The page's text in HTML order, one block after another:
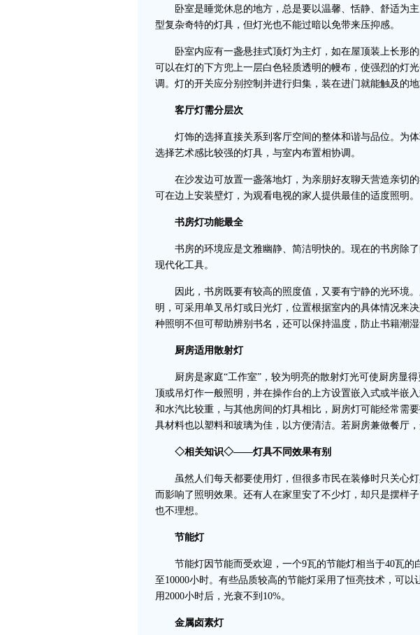
卧室是睡觉休息的地方，总是要以温馨、恬静、舒适为主
型复杂奇特的灯具，但灯光也不能过暗以免带来压抑感。
卧室内应有一盏悬挂式顶灯为主灯，如在屋顶装上长形的
可以在灯的下方兜上一层白色轻质透明的幔布，使强烈的灯
调。灯的开关应分别控制并进行归集，装在进门就能触及的
客厅灯需分层次
灯饰的选择直接关系到客厅空间的整体和谐与品位。为体
选择艺术感比较强的灯具，与室内布置相协调。
在沙发边可放置一盏落地灯，为亲朋好友聊天营造亲切的
可在边上安装壁灯，为观看电视的家人提供最佳的适度照明。
书房灯功能最全
书房的环境应是文雅幽静、简洁明快的。现在的书房除了
现代化工具。
因此，书房既要有较高的照度值，又要有宁静的光环境。
明，可采用单叉吊灯或日光灯，位置根据室内的具体情况来
种照明不但可帮助辨别书名，还可以保持温度，防止书籍潮湿
厨房适用散射灯
厨房是家庭“工作室”，较为明亮的散射灯光可使厨房显得
顶或吊灯作一般照明，并在操作台的上方设置嵌入式或半嵌
和水汽比较重，与其他房间的灯具相比，厨房灯可能经常需
具材料也以塑料和玻璃为佳，以方便清洁。若厨房兼做餐厅，
◇相关知识◇——灯具不同效果有别
虽然人们每天都要使用灯，但很多市民在装修时只关心灯
而影响了照明效果。还有人在家里安了不少灯，却只是摆样
也不理想。
节能灯
节能灯因节能而受欢迎，一个9瓦的节能灯相当于40瓦的
至10000小时。有些品质较高的节能灯采用了恒亮技术，可
用2000小时后，光衰不到10%。
金属卤素灯